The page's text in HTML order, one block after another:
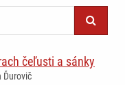
čeľusti a sánky
Ďurovič